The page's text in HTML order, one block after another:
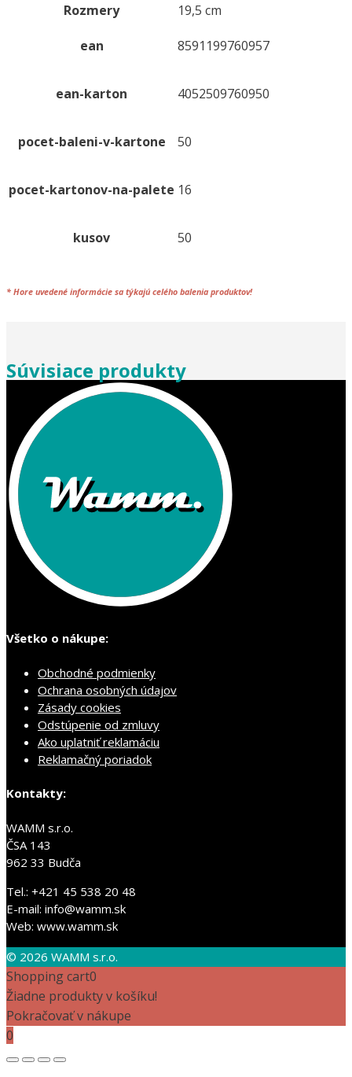
Rozmery
19,5 cm
ean 8591199760957
ean-karton 4052509760950
pocet-baleni-v-kartone 50
pocet-kartonov-na-palete 16
kusov 50
* Hore uvedené informácie sa týkajú celého balenia produktov!
Súvisiace produkty
Všetko o nákupe:
Obchodné podmienky
Ochrana osobných údajov
Zásady cookies
Odstúpenie od zmluvy
Ako uplatniť reklamáciu
Reklamačný poriadok
Kontakty:
WAMM s.r.o.
ČSA 143
962 33 Budča
Tel.: +421 45 538 20 48
E-mail: info@wamm.sk
Web: www.wamm.sk
© 2026 WAMM s.r.o.
Shopping cart0
Žiadne produkty v košíku!
Pokračovať v nákupe
0